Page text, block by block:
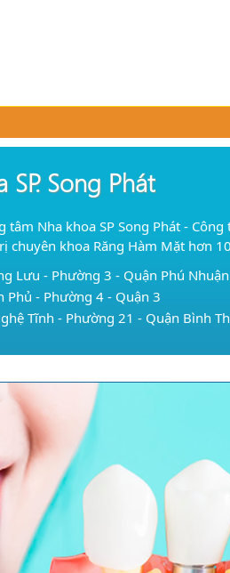
SP. Song Phát
tâm Nha khoa SP Song Phát -
chuyên khoa Răng Hàm Mặt hơn
Lưu - Phường 3 - Quận Phú Nhuận
Phủ - Phường 4 - Quận 3
Tĩnh - Phường 21 - Quận Bình